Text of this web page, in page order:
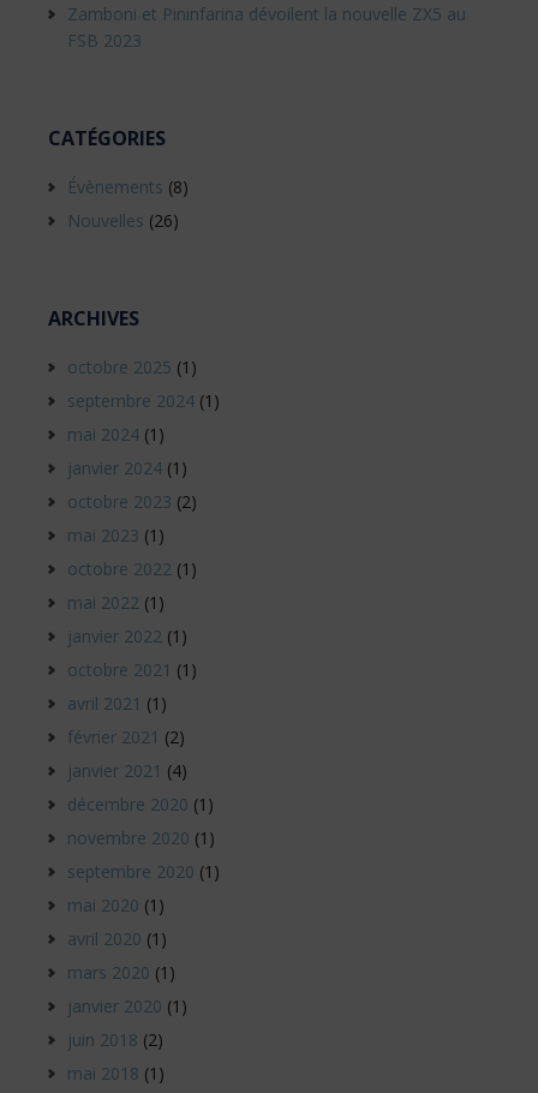
Zamboni et Pininfarina dévoilent la nouvelle ZX5 au
FSB 2023
CATÉGORIES
Évènements (8)
Nouvelles (26)
ARCHIVES
octobre 2025 (1)
septembre 2024 (1)
mai 2024 (1)
janvier 2024 (1)
octobre 2023 (2)
mai 2023 (1)
octobre 2022 (1)
mai 2022 (1)
janvier 2022 (1)
octobre 2021 (1)
avril 2021 (1)
février 2021 (2)
janvier 2021 (4)
décembre 2020 (1)
novembre 2020 (1)
septembre 2020 (1)
mai 2020 (1)
avril 2020 (1)
mars 2020 (1)
janvier 2020 (1)
juin 2018 (2)
mai 2018 (1)